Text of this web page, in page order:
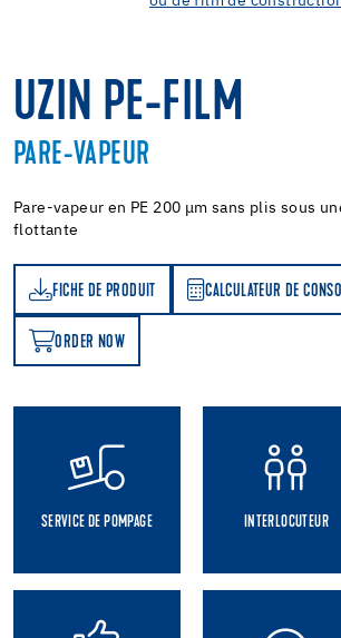
UZIN PE-FILM
PARE-VAPEUR
Pare-vapeur en PE 200 μm sans plis sous
flottante
FICHE DE PRODUIT CALCULATEUR DE
DE CONSOMMATION
ORDER NOW
SERVICE DE POMPAGE INTERLOCUTEUR